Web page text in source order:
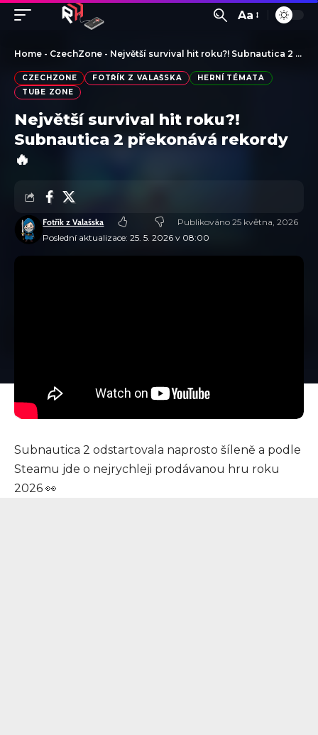
Aa
Home - CzechZone - Největší survival hit roku?! Subnautica 2 překonává rekordy 🔥
CZECHZONE FOTŘÍK Z VALAŠSKA
HERNÍ TÉMATA
TUBE ZONE
Největší survival hit roku?!
Subnautica 2 překonává rekordy
🔥
Poslední aktualizace: 25. 5. 2026 v 08:00
Fotřík z Valašska Publikováno 25 května, 2026
Subnautica 2 odstartovala naprosto šíleně a podle
Steamu jde o nejrychleji prodávanou hru roku
2026 👀